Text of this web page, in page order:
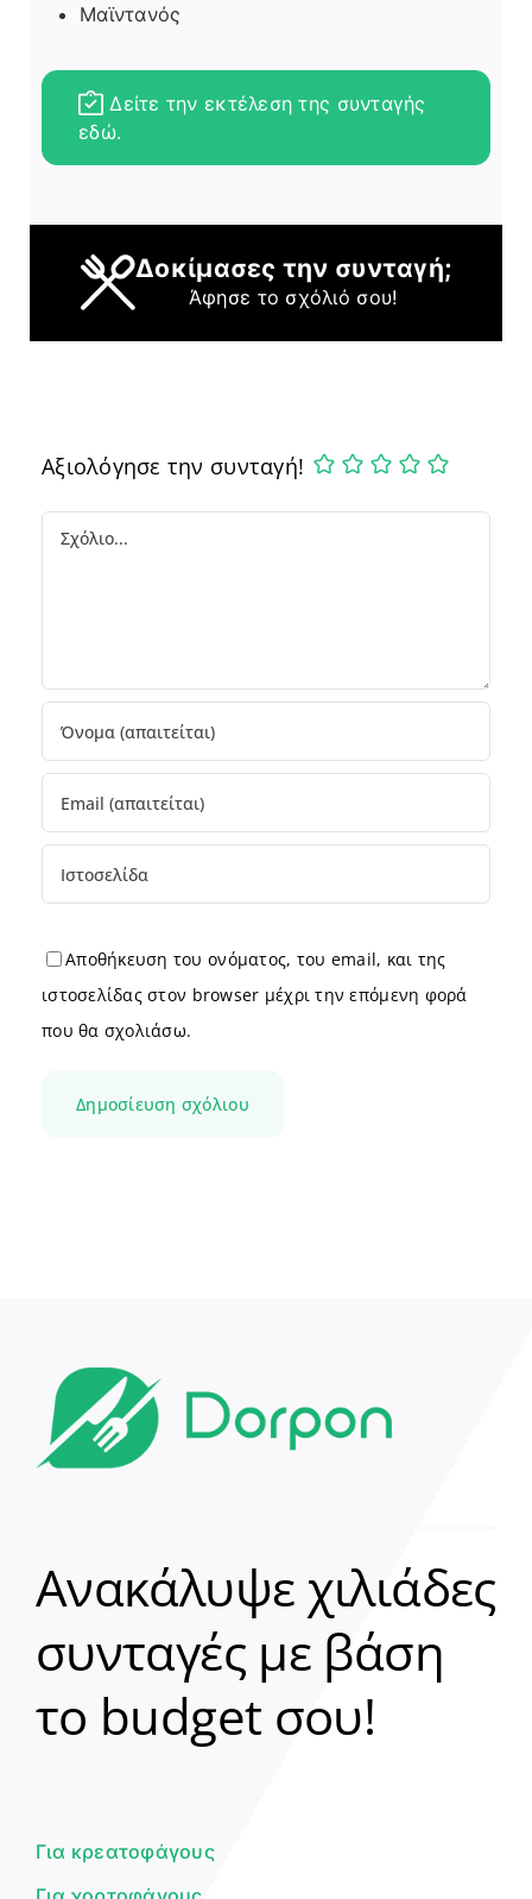
Μαϊντανός
Δείτε την εκτέλεση της συνταγής
εδώ.
Δοκίμασες την συνταγή;
Άφησε το σχόλιό σου!
Αξιολόγησε την συνταγή!
Comment
Αποθήκευση του ονόματος, του email, και της
ιστοσελίδας στον browser μέχρι την επόμενη φορά
που θα σχολιάσω.
Ανακάλυψε χιλιάδες
συνταγές με βάση
το budget σου!
Για κρεατοφάγους